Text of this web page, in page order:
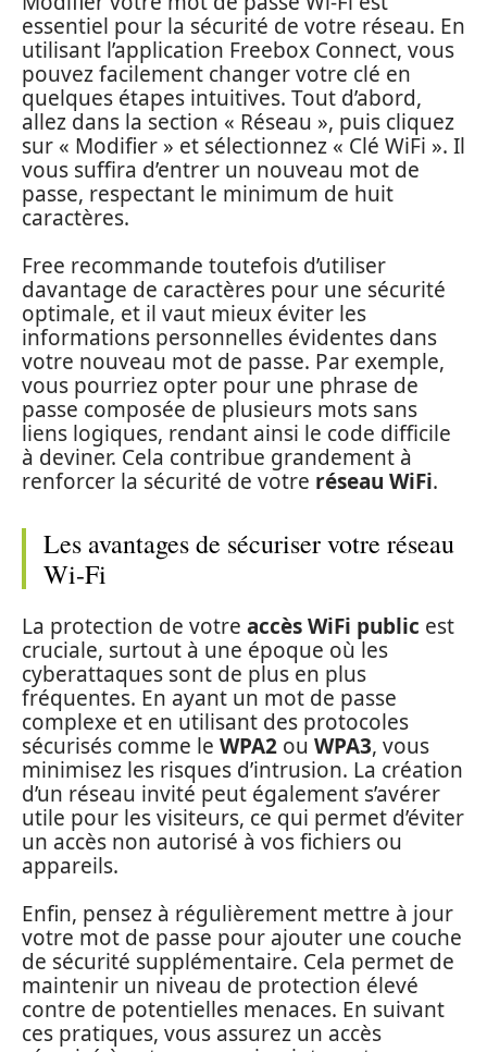
essentiel pour la sécurité de votre réseau. En
utilisant l’application Freebox Connect, vous
pouvez facilement changer votre clé en
quelques étapes intuitives. Tout d’abord,
allez dans la section « Réseau », puis cliquez
sur « Modifier » et sélectionnez « Clé WiFi ». Il
vous suffira d’entrer un nouveau mot de
passe, respectant le minimum de huit
caractères.
Free recommande toutefois d’utiliser
davantage de caractères pour une sécurité
optimale, et il vaut mieux éviter les
informations personnelles évidentes dans
votre nouveau mot de passe. Par exemple,
vous pourriez opter pour une phrase de
passe composée de plusieurs mots sans
liens logiques, rendant ainsi le code difficile
à deviner. Cela contribue grandement à
renforcer la sécurité de votre réseau WiFi.
Les avantages de sécuriser votre réseau
Wi-Fi
La protection de votre accès WiFi public est
cruciale, surtout à une époque où les
cyberattaques sont de plus en plus
fréquentes. En ayant un mot de passe
complexe et en utilisant des protocoles
sécurisés comme le WPA2 ou WPA3, vous
minimisez les risques d’intrusion. La création
d’un réseau invité peut également s’avérer
utile pour les visiteurs, ce qui permet d’éviter
un accès non autorisé à vos fichiers ou
appareils.
Enfin, pensez à régulièrement mettre à jour
votre mot de passe pour ajouter une couche
de sécurité supplémentaire. Cela permet de
maintenir un niveau de protection élevé
contre de potentielles menaces. En suivant
ces pratiques, vous assurez un accès